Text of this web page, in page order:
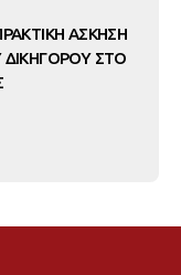
ΑΣΚΗΣΗ
ΣΤΟ